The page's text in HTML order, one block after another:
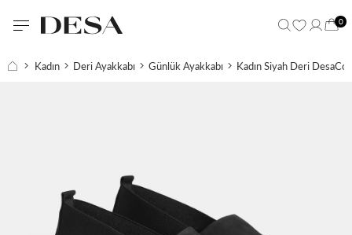
0
Kadın Deri Ayakkabı Günlük Ayakkabı Kadın Siyah Deri